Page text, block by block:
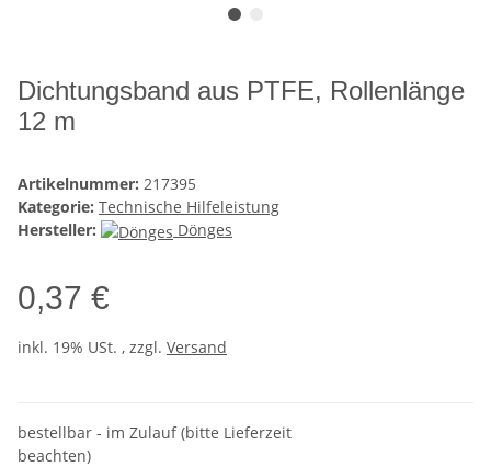
Dichtungsband aus PTFE, Rollenlänge
12 m
Artikelnummer: 217395
Kategorie: Technische Hilfeleistung
Hersteller:
Dönges
0,37 €
inkl. 19% USt. , zzgl. Versand
bestellbar - im Zulauf (bitte Lieferzeit
beachten)